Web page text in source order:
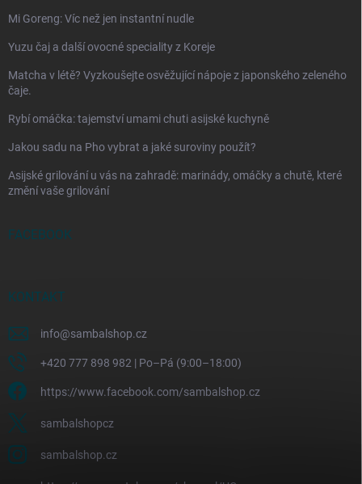
Mi Goreng: Víc než jen instantní nudle
Yuzu čaj a další ovocné speciality z Koreje
Matcha v létě? Vyzkoušejte osvěžující nápoje z japonského zeleného
čaje.
Rybí omáčka: tajemství umami chuti asijské kuchyně
Jakou sadu na Pho vybrat a jaké suroviny použít?
Asijské grilování u vás na zahradě: marinády, omáčky a chutě, které
změní vaše grilování
FACEBOOK
KONTAKT
info@sambalshop.cz
+420 777 898 982 | Po–Pá (9:00–18:00)
https://www.facebook.com/sambalshop.cz
sambalshopcz
sambalshop.cz